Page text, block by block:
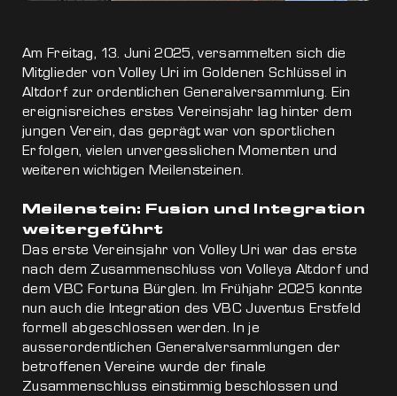
Am Freitag, 13. Juni 2025, versammelten sich die
Mitglieder von Volley Uri im Goldenen Schlüssel in
Altdorf zur ordentlichen Generalversammlung. Ein
ereignisreiches erstes Vereinsjahr lag hinter dem
jungen Verein, das geprägt war von sportlichen
Erfolgen, vielen unvergesslichen Momenten und
weiteren wichtigen Meilensteinen.
Meilenstein: Fusion und Integration
weitergeführt
Das erste Vereinsjahr von Volley Uri war das erste
nach dem Zusammenschluss von Volleya Altdorf und
dem VBC Fortuna Bürglen. Im Frühjahr 2025 konnte
nun auch die Integration des VBC Juventus Erstfeld
formell abgeschlossen werden. In je
ausserordentlichen Generalversammlungen der
betroffenen Vereine wurde der finale
Zusammenschluss einstimmig beschlossen und